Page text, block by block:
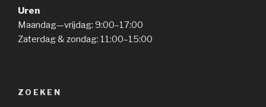
Uren
Maandag—vrijdag: 9:00–17:00
Zaterdag & zondag: 11:00–15:00
ZOEKEN